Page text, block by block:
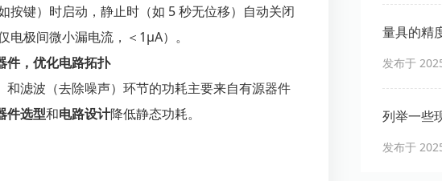
如按键）时启动，静止时（如 5 秒无位移）自动关闭
极间微小漏电流，＜1μA）。
件，优化电路拓扑
滤波（去除噪声）环节的功耗主要来自有源器件
件选型和电路设计降低静态功耗。
量具的精
发布于
列举一些
发布于